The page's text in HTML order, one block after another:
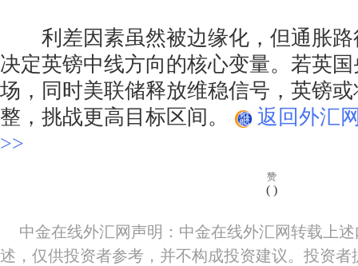
利差因素虽然被边缘化，但通胀路
决定英镑中线方向的核心变量。若英
场，同时美联储释放维稳信号，英镑
整，挑战更高目标区间。
返回外汇
>>
赞
( )
中金在线外汇网声明：中金在线外汇网转载上
述，仅供投资者参考，并不构成投资建议。投资